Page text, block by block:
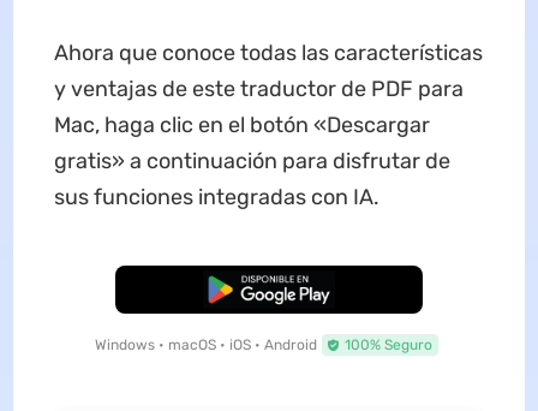
Ahora que conoce todas las características
y ventajas de este traductor de PDF para
Mac, haga clic en el botón «Descargar
gratis» a continuación para disfrutar de
sus funciones integradas con IA.
Descarga Gratuita
Windows • macOS • iOS • Android 100% Seguro